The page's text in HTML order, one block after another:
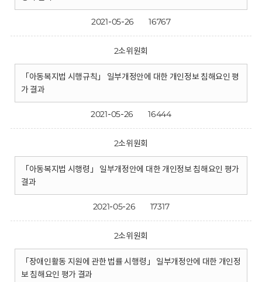
2021-05-26 16767
2소위원회
「아동복지법 시행규칙」 일부개정안에 대한 개인정보 침해요인 평
가 결과
2021-05-26 16444
2소위원회
「아동복지법 시행령」 일부개정안에 대한 개인정보 침해요인 평가
결과
2021-05-26 17317
2소위원회
「장애인활동 지원에 관한 법률 시행령」 일부개정안에 대한 개인정
보 침해요인 평가 결과